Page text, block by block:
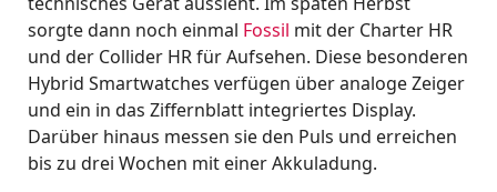
sorgte dann noch einmal Fossil mit der Charter HR
und der Collider HR für Aufsehen. Diese besonderen
Hybrid Smartwatches verfügen über analoge Zeiger
und ein in das Ziffernblatt integriertes Display.
Darüber hinaus messen sie den Puls und erreichen
bis zu drei Wochen mit einer Akkuladung.